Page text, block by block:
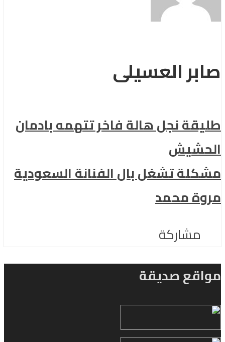
صابر العسيلى
طليقة نجل هالة فاخر تتهمه بادمان
الحشيش
مشكلة تشغل بال الفنانة السعودية
مروة محمد
مشاركة
مواقع صديقة